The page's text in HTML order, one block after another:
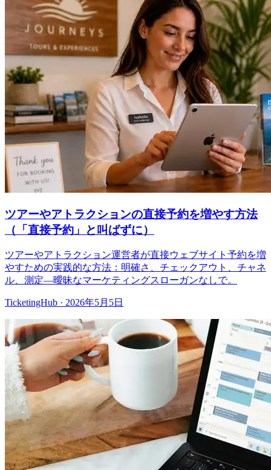
ツアーやアトラクションの直接予約を増やす方法
（「直接予約」と叫ばずに）
ツアーやアトラクション運営者が直接ウェブサイト予約を増
やすための実践的な方法：明確さ、チェックアウト、チャネ
ル、測定—曖昧なマーケティングスローガンなしで。
TicketingHub · 2026年5月5日